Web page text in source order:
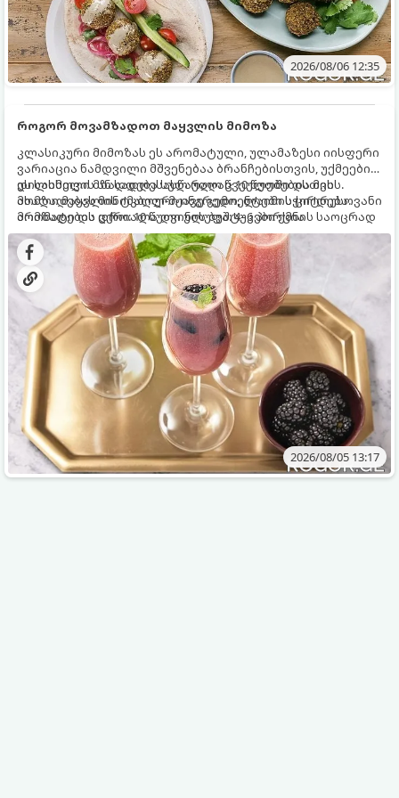
2026/08/06 12:35
როგორ მოვამზადოთ მაყვლის მიმოზა
კლასიკური მიმოზას ეს არომატული, ულამაზესი იისფერი
ვარიაცია ნამდვილი მშვენებაა ბრანჩებისთვის, უქმეების
დილისთვის ან სადღესასწაულო წვეულებებისთვის.
ახალი მაყვლის ტკბილ-მჟავე გემო, ლაიმის ციტრუსოვანი
არომატი და ცქრიალა ღვინის ბუშტუკები ქმნის საოცრად
დახვეწილ და მაგრილებელ კოქტეილს.
ეს სასმელი მზადდება სულ რაღაც 10 წუთში და მის
მომზადებას მინიმალური ინგრედიენტები სჭირდება.
მომზადების დრო: 10 წუთი ულუფა: 4–6 პორცია
2026/08/05 13:17